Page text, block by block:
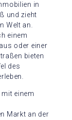
in
und zieht
Welt an.
einem
oder einer
bieten
des
einem
Markt an der